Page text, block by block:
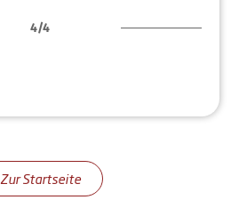
4/4
Zur Startseite